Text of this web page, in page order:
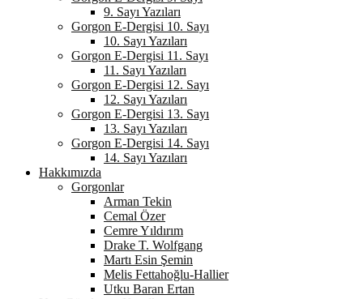
9. Sayı Yazıları
Gorgon E-Dergisi 10. Sayı
10. Sayı Yazıları
Gorgon E-Dergisi 11. Sayı
11. Sayı Yazıları
Gorgon E-Dergisi 12. Sayı
12. Sayı Yazıları
Gorgon E-Dergisi 13. Sayı
13. Sayı Yazıları
Gorgon E-Dergisi 14. Sayı
14. Sayı Yazıları
Hakkımızda
Gorgonlar
Arman Tekin
Cemal Özer
Cemre Yıldırım
Drake T. Wolfgang
Martı Esin Şemin
Melis Fettahoğlu-Hallier
Utku Baran Ertan